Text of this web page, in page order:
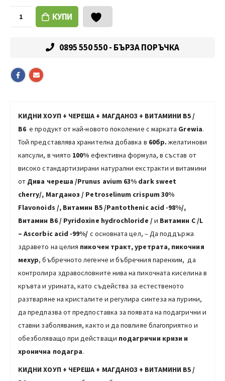
КУПИ
0895 550 550 - БЪРЗА ПОРЪЧКА
КИДНИ ХОУП + ЧЕРЕША + МАГДАНОЗ + ВИТАМИНИ В5 /
В6 е продукт от най-новото поколение с марката Grewia.
Той представлява хранителна добавка в 60бр. желатинови
капсули, в чиято 100% ефективна формула, в състав от
високо стандартизирани натурални екстракти и витамини
от Дива череша /Prunus avium 63% dark sweet
cherry/, Магданоз / Petroselinum crispum 30%
Flavonoids /,Витамин B5 /Pantothenic acid -98%/,
Витамин В6 / Pyridoxine hydrochloride /и Витамин С /L
– Ascorbic acid -99%/ с основната цел, – Да поддържа
здравето на целия пикочен тракт, уретрата, пикочния
мехур, бъбречното легенче и бъбречния паренхим, да
контролира здравословните нива на пикочната киселина в
кръвта и урината, като съдейства за естественото
разтваряне на кристалите и регулира синтеза на пурини,
да предпазва от предпоставка за появата на подагрични и
ставни заболявания, както и да повлияе благоприятно и
обезболяващо при действащи подагрични кризи и
хронична подагра.
КИДНИ ХОУП + ЧЕРЕША + МАГДАНОЗ + ВИТАМИНИ В5 /